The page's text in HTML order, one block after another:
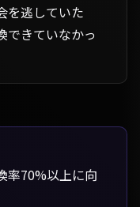
を逃していた
できていなかっ
率70%以上に向